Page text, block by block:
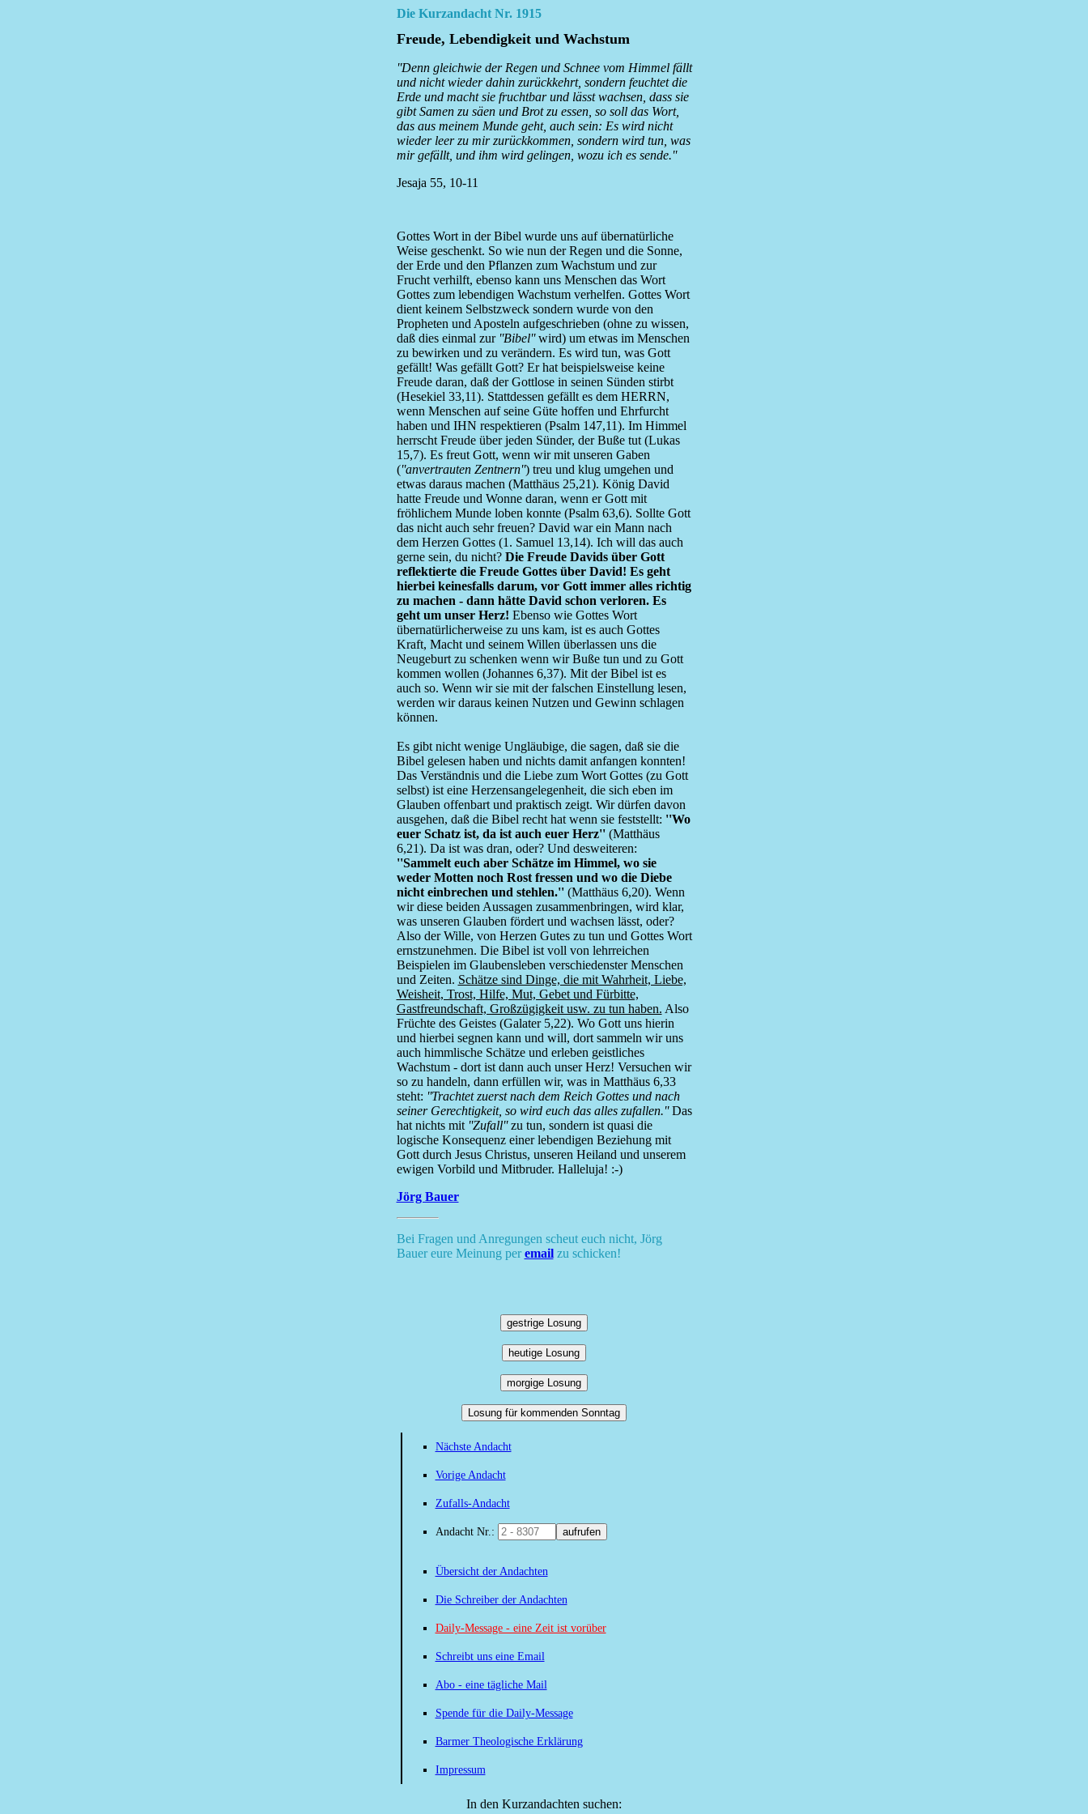
Die Kurzandacht Nr. 1915
Freude, Lebendigkeit und Wachstum
''Denn gleichwie der Regen und Schnee vom Himmel fällt
und nicht wieder dahin zurückkehrt, sondern feuchtet die
Erde und macht sie fruchtbar und lässt wachsen, dass sie
gibt Samen zu säen und Brot zu essen, so soll das Wort,
das aus meinem Munde geht, auch sein: Es wird nicht
wieder leer zu mir zurückkommen, sondern wird tun, was
mir gefällt, und ihm wird gelingen, wozu ich es sende.''
Jesaja 55, 10-11
Gottes Wort in der Bibel wurde uns auf übernatürliche
Weise geschenkt. So wie nun der Regen und die Sonne,
der Erde und den Pflanzen zum Wachstum und zur
Frucht verhilft, ebenso kann uns Menschen das Wort
Gottes zum lebendigen Wachstum verhelfen. Gottes Wort
dient keinem Selbstzweck sondern wurde von den
Propheten und Aposteln aufgeschrieben (ohne zu wissen,
daß dies einmal zur ''Bibel''wird) um etwas im Menschen
zu bewirken und zu verändern. Es wird tun, was Gott
gefällt! Was gefällt Gott? Er hat beispielsweise keine
Freude daran, daß der Gottlose in seinen Sünden stirbt
(Hesekiel 33,11). Stattdessen gefällt es dem HERRN,
wenn Menschen auf seine Güte hoffen und Ehrfurcht
haben und IHN respektieren (Psalm 147,11). Im Himmel
herrscht Freude über jeden Sünder, der Buße tut (Lukas
15,7). Es freut Gott, wenn wir mit unseren Gaben
(''anvertrauten Zentnern'') treu und klug umgehen und
etwas daraus machen (Matthäus 25,21). König David
hatte Freude und Wonne daran, wenn er Gott mit
fröhlichem Munde loben konnte (Psalm 63,6). Sollte Gott
das nicht auch sehr freuen? David war ein Mann nach
dem Herzen Gottes (1. Samuel 13,14). Ich will das auch
gerne sein, du nicht? Die Freude Davids über Gott
reflektierte die Freude Gottes über David! Es geht
hierbei keinesfalls darum, vor Gott immer alles richtig
zu machen - dann hätte David schon verloren. Es
geht um unser Herz! Ebenso wie Gottes Wort
übernatürlicherweise zu uns kam, ist es auch Gottes
Kraft, Macht und seinem Willen überlassen uns die
Neugeburt zu schenken wenn wir Buße tun und zu Gott
kommen wollen (Johannes 6,37). Mit der Bibel ist es
auch so. Wenn wir sie mit der falschen Einstellung lesen,
werden wir daraus keinen Nutzen und Gewinn schlagen
können.
Es gibt nicht wenige Ungläubige, die sagen, daß sie die
Bibel gelesen haben und nichts damit anfangen konnten!
Das Verständnis und die Liebe zum Wort Gottes (zu Gott
selbst) ist eine Herzensangelegenheit, die sich eben im
Glauben offenbart und praktisch zeigt. Wir dürfen davon
ausgehen, daß die Bibel recht hat wenn sie feststellt: ''Wo
euer Schatz ist, da ist auch euer Herz''(Matthäus
6,21). Da ist was dran, oder? Und desweiteren:
''Sammelt euch aber Schätze im Himmel, wo sie
weder Motten noch Rost fressen und wo die Diebe
nicht einbrechen und stehlen.''(Matthäus 6,20). Wenn
wir diese beiden Aussagen zusammenbringen, wird klar,
was unseren Glauben fördert und wachsen lässt, oder?
Also der Wille, von Herzen Gutes zu tun und Gottes Wort
ernstzunehmen. Die Bibel ist voll von lehrreichen
Beispielen im Glaubensleben verschiedenster Menschen
und Zeiten. Schätze sind Dinge, die mit Wahrheit, Liebe,
Weisheit, Trost, Hilfe, Mut, Gebet und Fürbitte,
Gastfreundschaft, Großzügigkeit usw. zu tun haben. Also
Früchte des Geistes (Galater 5,22). Wo Gott uns hierin
und hierbei segnen kann und will, dort sammeln wir uns
auch himmlische Schätze und erleben geistliches
Wachstum - dort ist dann auch unser Herz! Versuchen wir
so zu handeln, dann erfüllen wir, was in Matthäus 6,33
steht: ''Trachtet zuerst nach dem Reich Gottes und nach
seiner Gerechtigkeit, so wird euch das alles zufallen.''Das
hat nichts mit ''Zufall''zu tun, sondern ist quasi die
logische Konsequenz einer lebendigen Beziehung mit
Gott durch Jesus Christus, unseren Heiland und unserem
ewigen Vorbild und Mitbruder. Halleluja! :-)
Jörg Bauer
Bei Fragen und Anregungen scheut euch nicht, Jörg
Bauer eure Meinung peremailzu schicken!
gestrige Losung
heutige Losung
morgige Losung
Losung für kommenden Sonntag
Nächste Andacht
Vorige Andacht
Zufalls-Andacht
Andacht Nr.: aufrufen
Übersicht der Andachten
Die Schreiber der Andachten
Daily-Message - eine Zeit ist vorüber
Schreibt uns eine Email
Abo - eine tägliche Mail
Spende für die Daily-Message
Barmer Theologische Erklärung
Impressum
In den Kurzandachten suchen: